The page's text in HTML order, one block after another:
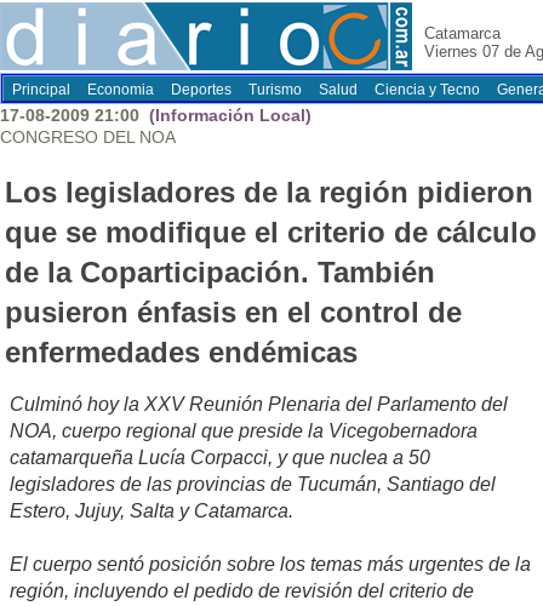
Catamarca
Viernes 07 de
Principal Economia Deportes Turismo Salud Ciencia y Tecno
17-08-2009 21:00 (Información Local)
CONGRESO DEL NOA
Los legisladores de la región pidieron
que se modifique el criterio de cálculo
de la Coparticipación. También
pusieron énfasis en el control de
enfermedades endémicas
Culminó hoy la XXV Reunión Plenaria del Parlamento del
NOA, cuerpo regional que preside la Vicegobernadora
catamarqueña Lucía Corpacci, y que nuclea a 50
legisladores de las provincias de Tucumán, Santiago del
Estero, Jujuy, Salta y Catamarca.
El cuerpo sentó posición sobre los temas más urgentes de la
región, incluyendo el pedido de revisión del criterio de